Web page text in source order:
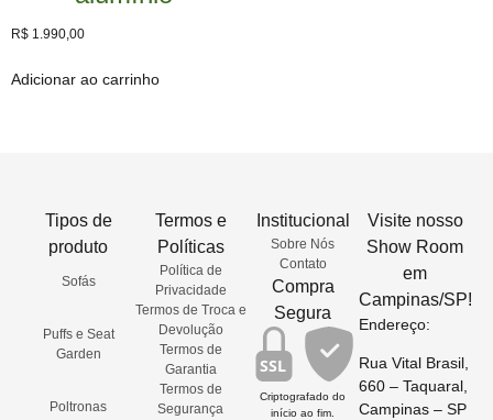
R$ 1.990,00
Adicionar ao carrinho
Tipos de
produto
Sofás
Puffs e Seat
Garden
Poltronas
Termos e
Políticas
Política de
Privacidade
Termos de Troca e
Devolução
Termos de
Garantia
Termos de
Segurança
Institucional
Sobre Nós
Contato
Compra
Segura
SSL
Criptografado do
início ao fim.
Visite nosso
Show Room
em
Campinas/SP!
Endereço:
Rua Vital Brasil,
660 – Taquaral,
Campinas – SP